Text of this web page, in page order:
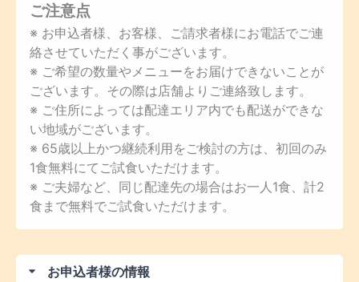
ご注意点
※ お申込者様、お客様、ご請求者様にお電話でご連
絡させていただく事がございます。
※ ご希望の数量やメニューをお届けできないことが
ございます。その際は店舗よりご連絡致します。
※ ご住所によっては配達エリア内でも配送ができな
い地域がございます。
※ 65歳以上かつ継続利用をご検討の方は、初回のみ
1食無料にてご試食いただけます。
※ ご夫婦など、同じ配達先の場合はお一人1食、計2
食まで無料でご試食いただけます。
お申込者様の情報